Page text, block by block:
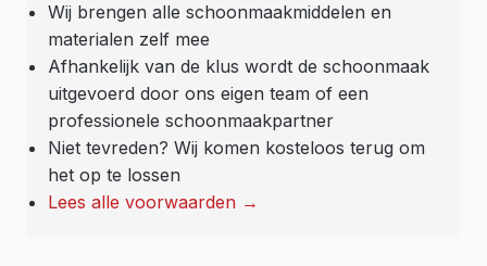
Wij brengen alle schoonmaakmiddelen en
materialen zelf mee
Afhankelijk van de klus wordt de schoonmaak
uitgevoerd door ons eigen team of een
professionele schoonmaakpartner
Niet tevreden? Wij komen kosteloos terug om
het op te lossen
Lees alle voorwaarden →